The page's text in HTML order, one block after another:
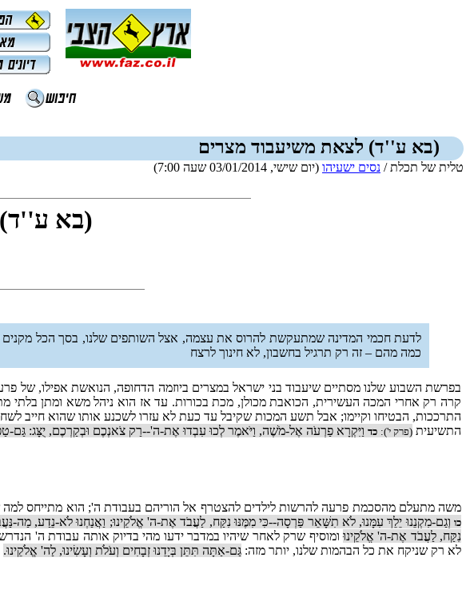
(בא ע''ד) לצאת משיעבוד מצרים
טלית של תכלת / נסים ישעיהו (יום שישי, 03/01/2014 שעה 7:00)
(בא ע''ד)
לדעת חכמי המדינה שמתעקשת להרוס את עצמה, אצל השותפים שלנו, בסך הכל מקנים
כמה מהם – זה רק תרגיל בחשבון, לא חינוך לרצח
בפרשת השבוע שלנו מסתיים שיעבוד בני ישראל במצרים ביוזמה הדחופה, הנואשת אפילו, של
קרה רק אחרי המכה העשירית, הכואבת מכולן, מכת בכורות. עד אז הוא ניהל משא ומתן בלתי
התרככות, הבטיחו וקיימו; אבל תשע המכות שקיבל עד כעת לא עזרו לשכנע אותו שהוא חייב
התשיעית (פרק י'): כד וַיִּקְרָא פַרְעֹה אֶל-מֹשֶׁה, וַיֹּאמֶר לְכוּ עִבְדוּ אֶת-ה'--רַק צֹאנְכֶם וּבְקַרְכֶם, יֻצָּג: גַּם-
משה מתעלם מהסכמת פרעה להרשות לילדים להצטרף אל הוריהם בעבודת ה'; הוא מתייחס
כווְגַם-מִקְנֵנוּ יֵלֵךְ עִמָּנוּ, לֹא תִשָּׁאֵר פַּרְסָה--כִּי מִמֶּנּוּ נִקַּח, לַעֲבֹד אֶת-ה' אֱלֹקֵינוּ; וַאֲנַחְנוּ לֹא-נֵדַע,
נִקַּח, לַעֲבֹד אֶת-ה' אֱלֹקֵינוּומוסיף שרק לאחר שיהיו במדבר ידעו מהי בדיוק אותה עבודת ה'
לא רק שניקח את כל הבהמות שלנו, יותר מזה: גַּם-אַתָּה תִּתֵּן בְּיָדֵנוּ זְבָחִים וְעֹלֹת וְעָשִׂינוּ, לַה' אֱלֹקֵינוּ.